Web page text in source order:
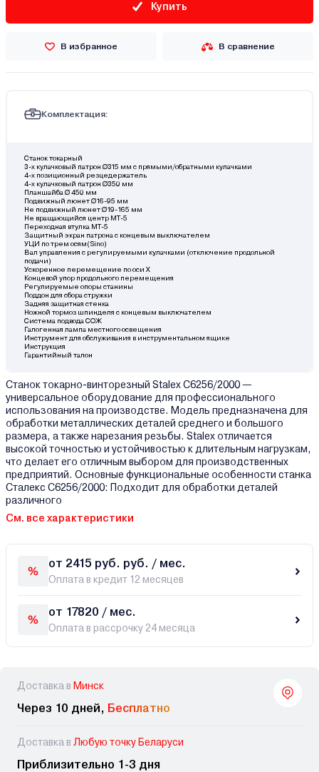
Купить
В избранное В сравнение
Комплектация:
Станок токарный
3-х кулачковый патрон Ø315 мм с прямыми/обратными кулачками
4-х позиционный резцедержатель
4-х кулачковый патрон Ø350 мм
Планшайба Ø 450 мм
Подвижный люнет Ø16-95 мм
Не подвижный люнет Ø19-165 мм
Не вращающийся центр МТ-5
Переходная втулка МТ-5
Защитный экран патрона с концевым выключателем
УЦИ по трем осям(Sino)
Вал управления с регулируемыми кулачками (отключение продольной
подачи)
Ускоренное перемещение по оси Х
Концевой упор продольного перемещения
Регулируемые опоры станины
Поддон для сбора стружки
Задняя защитная стенка
Ножной тормоз шпинделя с концевым выключателем
Система подвода СОЖ
Галогенная лампа местного освещения
Инструмент для обслуживания в инструментальном ящике
Инструкция
Гарантийный талон
Станок токарно-винторезный Stalex C6256/2000 —
универсальное оборудование для профессионального
использования на производстве. Модель предназначена для
обработки металлических деталей среднего и большого
размера, а также нарезания резьбы. Stalex отличается
высокой точностью и устойчивостью к длительным нагрузкам,
что делает его отличным выбором для производственных
предприятий. Основные функциональные особенности станка
Сталекс C6256/2000: Подходит для обработки деталей
различного
См. все характеристики
от 2415 руб. руб. / мес.
Оплата в кредит 12 месяцев
от 17820 / мес.
Оплата в рассрочку 24 месяца
Доставка в Минск
Через 10 дней, Бесплатно
Доставка в Любую точку Беларуси
Приблизительно 1-3 дня